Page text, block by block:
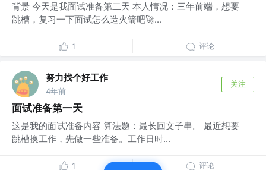
背景 今天是我面试准备第二天 本人情况：三年前端，想要
跳槽，复习一下面试怎么造火箭吧🚀...
1 评论
努力找个好工作
4年前
关注
面试准备第一天
这是我的面试准备内容 算法题：最长回文子串。 最近想要
跳槽换工作，先做一些准备。工作日时...
1
评论